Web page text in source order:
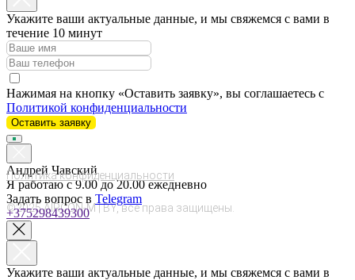
Политика конфиденциальности
©2025 AIRCON-M | BY, все права защищены.
Укажите ваши актуальные данные, и мы свяжемся с вами в
течение 10 минут
Нажимая на кнопку «Оставить заявку», вы соглашаетесь с
Политикой конфиденциальности
Оставить заявку
Андрей Чавский
Я работаю с 9.00 до 20.00 ежедневно
Задать вопрос в Telegram
+375298439300
Укажите ваши актуальные данные, и мы свяжемся с вами в